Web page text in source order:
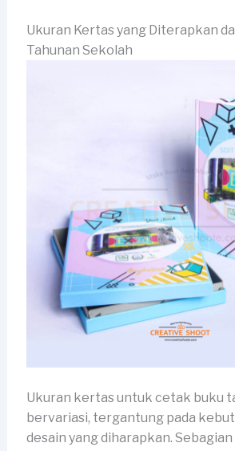
Ukuran Kertas yang Diterapkan
Tahunan Sekolah
Ukuran kertas untuk cetak buku
bervariasi, tergantung pada
desain yang diharapkan.